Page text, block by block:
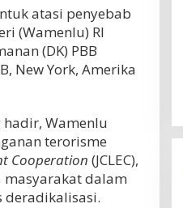
atasi penyebab
(Wamenlu) RI
(DK) PBB
New York, Amerika
hadir, Wamenlu
terorisme
Cooperation (JCLEC),
masyarakat dalam
deradikalisasi.